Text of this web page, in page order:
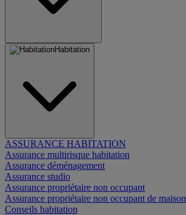
Habitation
ASSURANCE HABITATION
Assurance multirisque habitation
Assurance déménagement
Assurance studio
Assurance propriétaire non occupant
Assurance propriétaire non occupant de maison
Conseils habitation